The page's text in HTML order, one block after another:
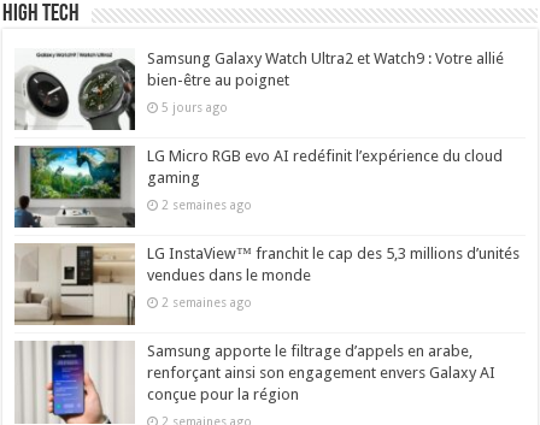
High Tech
Samsung Galaxy Watch Ultra2 et Watch9 : Votre allié
bien-être au poignet
5 jours ago
LG Micro RGB evo AI redéfinit l’expérience du cloud
gaming
2 semaines ago
LG InstaView™ franchit le cap des 5,3 millions d’unités
vendues dans le monde
2 semaines ago
Samsung apporte le filtrage d’appels en arabe,
renforçant ainsi son engagement envers Galaxy AI
conçue pour la région
2 semaines ago